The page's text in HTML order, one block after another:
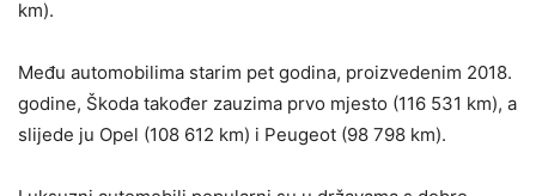
km).
Među automobilima starim pet godina, proizvedenim 2018.
godine, Škoda također zauzima prvo mjesto (116 531 km), a
slijede ju Opel (108 612 km) i Peugeot (98 798 km).